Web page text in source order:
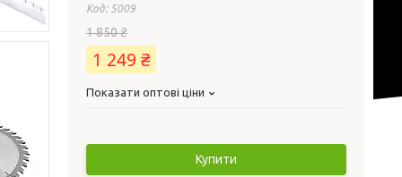
Код: 5009
1 850 ₴
1 249 ₴
Показати оптові ціни
Купити